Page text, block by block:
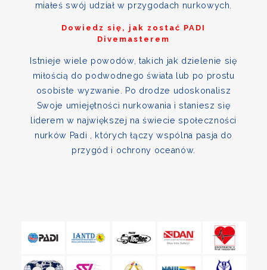
miałeś swój udział w przygodach nurkowych.
Dowiedz się, jak zostać PADI
Divemasterem
Istnieje wiele powodów, takich jak dzielenie się
miłością do podwodnego świata lub po prostu
osobiste wyzwanie. Po drodze udoskonalisz
Swoje umiejętności nurkowania i staniesz się
liderem w największej na świecie społeczności
nurków Padi , których łączy wspólna pasja do
przygód i ochrony oceanów.